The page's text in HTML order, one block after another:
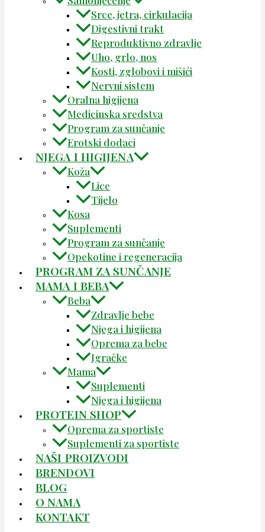
Srce, jetra, cirkulacija
Digestivni trakt
Reproduktivno zdravlje
Uho, grlo, nos
Kosti, zglobovi i mišići
Nervni sistem
Oralna higijena
Medicinska sredstva
Program za sunčanje
Erotski dodaci
NJEGA I HIGIJENA
Koža
Lice
Tijelo
Kosa
Suplementi
Program za sunčanje
Opekotine i regeneracija
PROGRAM ZA SUNČANJE
MAMA I BEBA
Beba
Zdravlje bebe
Njega i higijena
Oprema za bebe
Igračke
Mama
Suplementi
Njega i higijena
PROTEIN SHOP
Oprema za sportiste
Suplementi za sportiste
NAŠI PROIZVODI
BRENDOVI
BLOG
O NAMA
KONTAKT